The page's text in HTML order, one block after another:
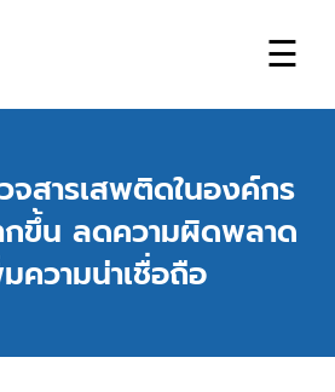
☰
จสารเสพติดในองค์กร
กขึ้น ลดความผิดพลาด
ความน่าเชื่อถือ